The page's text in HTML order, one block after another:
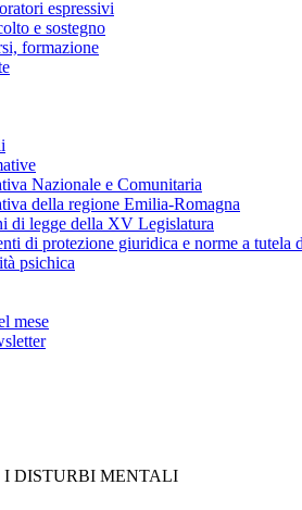
espressivi
e sostegno
formazione
Nazionale e Comunitaria
della regione Emilia-Romagna
di legge della XV Legislatura
di protezione giuridica e norme a tutela
psichica
mese
I DISTURBI MENTALI